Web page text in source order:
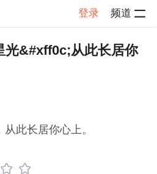
登录 频道
慨 帖子详情
光&#xff0c;从此长居你
此长居你心上。